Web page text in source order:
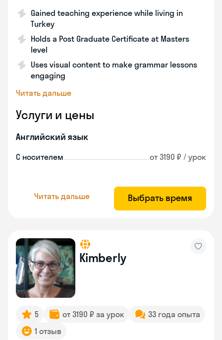
Gained teaching experience while living in
Turkey
Holds a Post Graduate Certificate at Masters
level
Uses visual content to make grammar lessons
engaging
Читать дальше
Услуги и цены
Английский язык
С носителем от 3190 ₽ / урок
Читать дальше Выбрать время
Kimberly
5 от 3190 ₽ за урок
33 года опыта
1 отзыв